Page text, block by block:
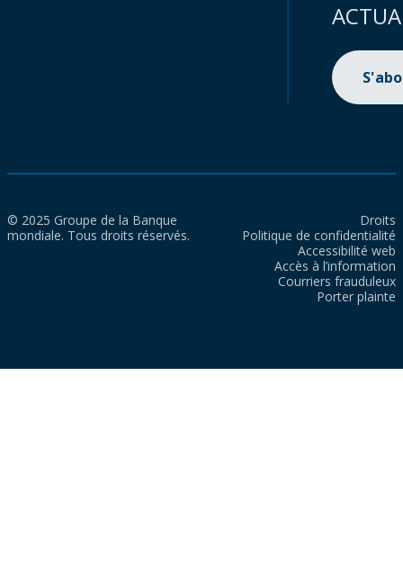
© 2025 Groupe de la Banque
mondiale. Tous droits réservés.
Droits
Politique de confidentialité
Accessibilité web
Accès à l’information
Courriers frauduleux
Porter plainte